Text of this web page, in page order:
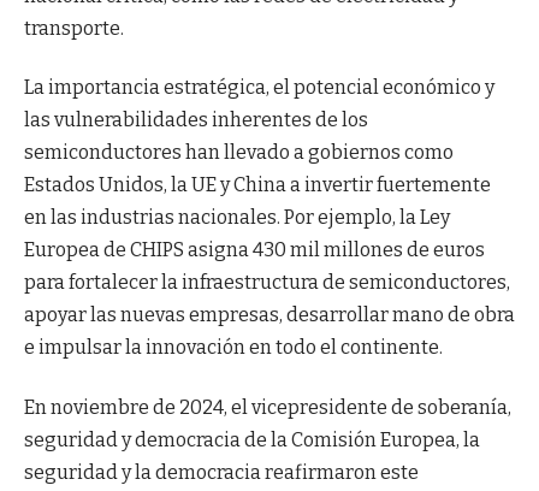
transporte.
La importancia estratégica, el potencial económico y
las vulnerabilidades inherentes de los
semiconductores han llevado a gobiernos como
Estados Unidos, la UE y China a invertir fuertemente
en las industrias nacionales. Por ejemplo, la Ley
Europea de CHIPS asigna 430 mil millones de euros
para fortalecer la infraestructura de semiconductores,
apoyar las nuevas empresas, desarrollar mano de obra
e impulsar la innovación en todo el continente.
En noviembre de 2024, el vicepresidente de soberanía,
seguridad y democracia de la Comisión Europea, la
seguridad y la democracia reafirmaron este